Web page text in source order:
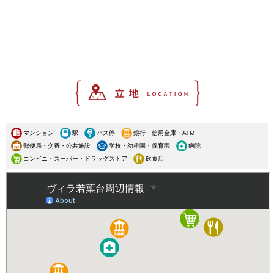
マンション 駅 バス停
銀行・信用金庫・ATM
郵便局・交番・公共施設
学校・幼稚園・保育園
病院
コンビニ・スーパー・ドラッグストア
飲食店